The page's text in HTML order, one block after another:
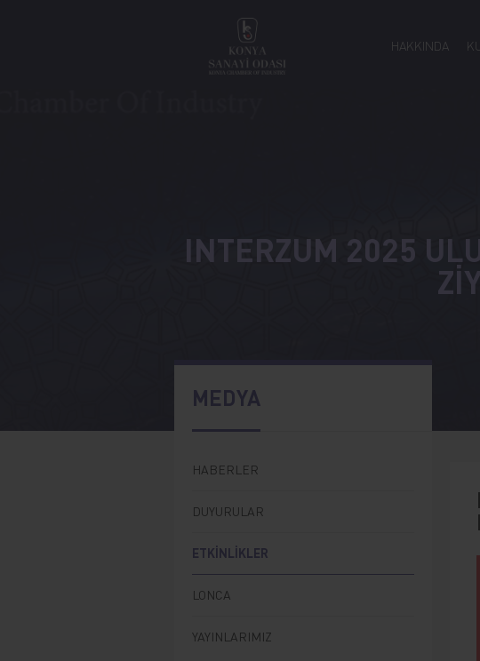
HAKKINDA
INTERZUM 2025
MEDYA
HABERLER
DUYURULAR
ETKİNLİKLER
LONCA
YAYINLARIMIZ